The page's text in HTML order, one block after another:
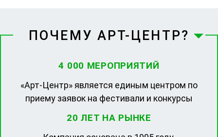
ПОЧЕМУ АРТ-ЦЕНТР?
4 000 МЕРОПРИЯТИЙ
«Арт-Центр» является единым центром по
приему заявок на фестивали и конкурсы
20 ЛЕТ НА РЫНКЕ